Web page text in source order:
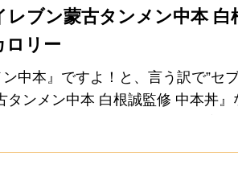
レブン蒙古タンメン中本 白
ロリー
ン中本』ですよ！と、言う訳で”セ
タンメン中本 白根誠監修 中本丼』
ので、それはそれは食べてみる方